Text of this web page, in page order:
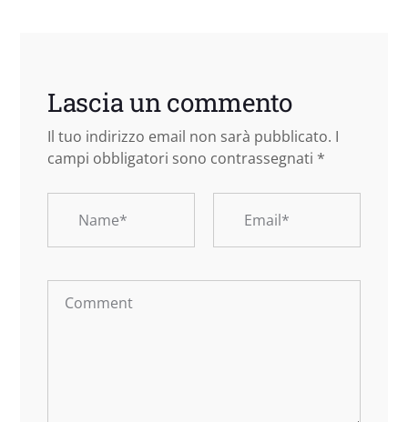
Lascia un commento
Il tuo indirizzo email non sarà pubblicato. I
campi obbligatori sono contrassegnati *